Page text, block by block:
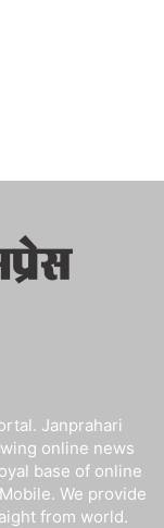
Janprahari
online news
base of online
We provide
from world.